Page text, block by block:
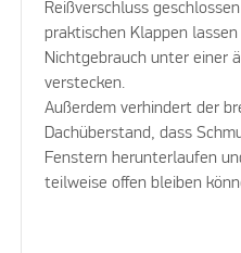
Reißverschluss
praktischen Klappen
Nichtgebrauch unter einer
verstecken.
Außerdem verhindert der
Dachüberstand, dass
Fenstern herunterlaufen
teilweise offen bleiben